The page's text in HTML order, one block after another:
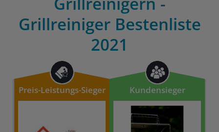
Grillreiniger Bestenliste
2021
Preis-Leistungs-Sieger Kundensieger